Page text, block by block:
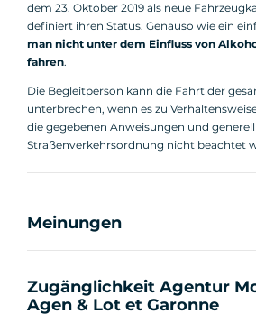
dem 23. Oktober 2019 als neue
definiert ihren Status. Genauso wie ein
man nicht unter dem Einfluss von
fahren.
Die Begleitperson kann die Fahrt der
unterbrechen, wenn es zu
die gegebenen Anweisungen und
Straßenverkehrsordnung nicht beachtet
Meinungen
Zugänglichkeit Agentur
Agen & Lot et Garonne